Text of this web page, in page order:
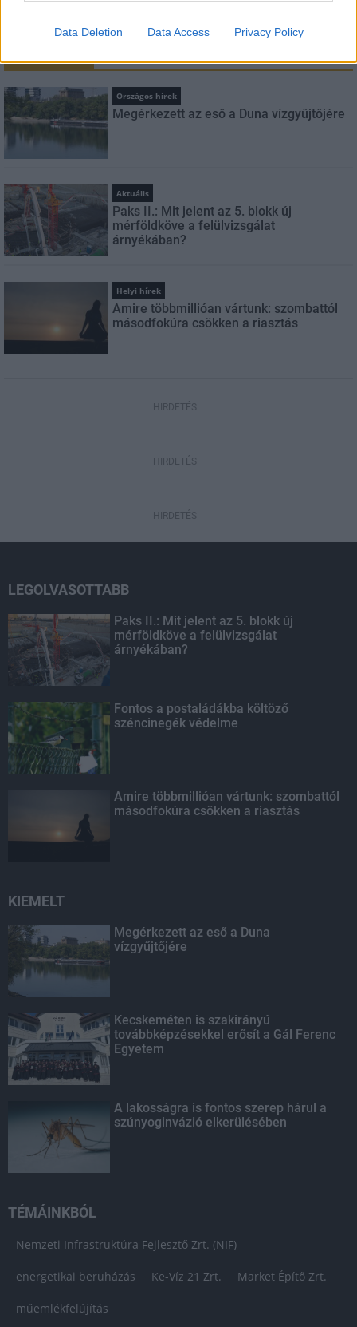
Data Deletion Data Access Privacy Policy
LEGFRISSEBB
Országos hírek
Megérkezett az eső a Duna vízgyűjtőjére
Aktuális
Paks II.: Mit jelent az 5. blokk új
mérföldköve a felülvizsgálat
árnyékában?
Helyi hírek
Amire többmillióan vártunk: szombattól
másodfokúra csökken a riasztás
HIRDETÉS
HIRDETÉS
HIRDETÉS
LEGOLVASOTTABB
Paks II.: Mit jelent az 5. blokk új
mérföldköve a felülvizsgálat
árnyékában?
Fontos a postaládákba költöző
széncinegék védelme
Amire többmillióan vártunk: szombattól
másodfokúra csökken a riasztás
KIEMELT
Megérkezett az eső a Duna
vízgyűjtőjére
Kecskeméten is szakirányú
továbbképzésekkel erősít a Gál Ferenc
Egyetem
A lakosságra is fontos szerep hárul a
szúnyoginvázió elkerülésében
TÉMÁINKBÓL
Nemzeti Infrastruktúra Fejlesztő Zrt. (NIF)
energetikai beruházás Ke-Víz 21 Zrt. Market Építő Zrt.
műemlékfelújítás